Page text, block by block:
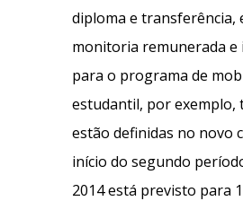
diploma e transferência,
monitoria remunerada e
para o programa de
estudantil, por exemplo,
estão definidas no novo
início do segundo
2014 está previsto para